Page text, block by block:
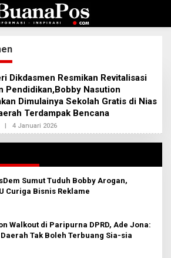
Dikdasmen Resmikan Revitalisasi
Pendidikan,Bobby Nasution
Dimulainya Sekolah Gratis di Nias
Terdampak Bencana
| 4 Januari 2026
L
E
D
I
N
I
T
Sumut Tuduh Bobby Arogan,
Curiga Bisnis Reklame
Walkout di Paripurna DPRD, Ade Jona:
Tak Boleh Terbuang Sia-sia